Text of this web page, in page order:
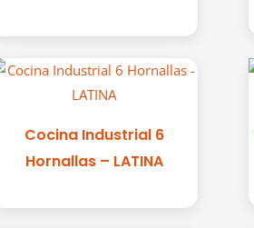
Cocina Industrial 6
Hornallas – LATINA